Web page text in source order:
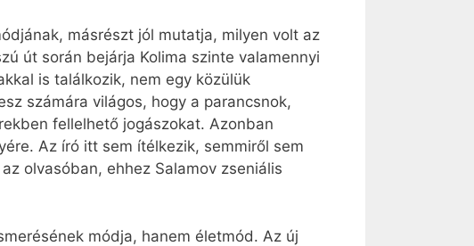
másrészt jól mutatja, milyen volt az
út során bejárja Kolima szinte valamennyi
is találkozik, nem egy közülük
számára világos, hogy a parancsnok,
fellelhető jogászokat. Azonban
Az író itt sem ítélkezik, semmiről sem
olvasóban, ehhez Salamov zseniális
módja, hanem életmód. Az új